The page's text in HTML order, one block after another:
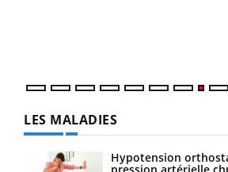
LES MALADIES
Hypotension